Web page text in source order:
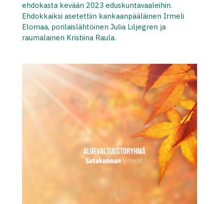
ehdokasta kevään 2023 eduskuntavaaleihin.
Ehdokkaiksi asetettiin kankaanpääläinen Irmeli
Elomaa, porilaislähtöinen Julia Liljegren ja
raumalainen Kristiina Raula.